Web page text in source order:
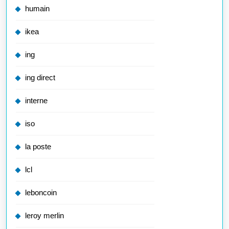
humain
ikea
ing
ing direct
interne
iso
la poste
lcl
leboncoin
leroy merlin